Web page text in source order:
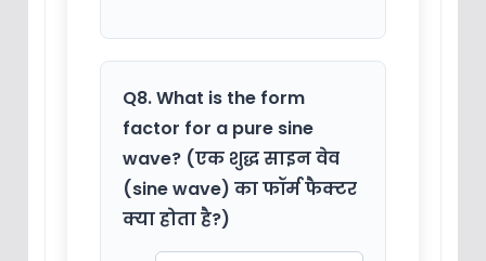
Q8. What is the form
factor for a pure sine
wave? (एक शुद्ध साइन वेव
(sine wave) का फॉर्म फैक्टर
क्या होता है?)